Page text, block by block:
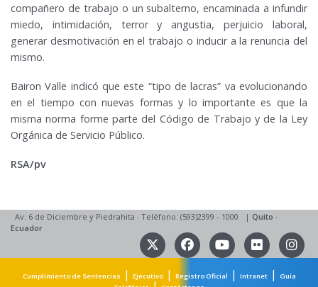
compañero de trabajo o un subalterno, encaminada a infundir
miedo, intimidación, terror y angustia, perjuicio laboral,
generar desmotivación en el trabajo o inducir a la renuncia del
mismo.
Bairon Valle indicó que este “tipo de lacras” va evolucionando
en el tiempo con nuevas formas y lo importante es que la
misma norma forme parte del Código de Trabajo y de la Ley
Orgánica de Servicio Público.
RSA/pv
Av. 6 de Diciembre y Piedrahita · Teléfono: (593)2399 - 1000 | Quito ·
Ecuador
Cumplimiento de Sentencias | Ejecutivo| Registro Oficial | Intranet|
Guía